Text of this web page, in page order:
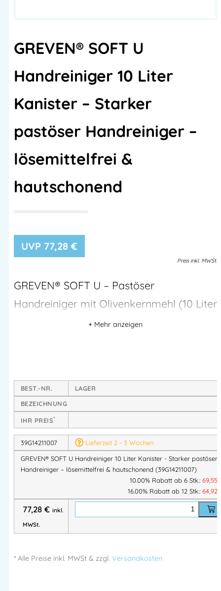
GREVEN® SOFT U
Handreiniger 10 Liter
Kanister – Starker
pastöser Handreiniger –
lösemittelfrei &
hautschonend
77,28 €
Preis inkl. MWSt.
GREVEN® SOFT U – Pastöser
Handreiniger mit Olivenkernmehl (10 Liter
Verschmutzungen.
Dank seinerausgewogenen Formulierung aus milden
Tensiden, pflanzlichen Reibekörpern und rückfettendem
Rapsölbietet er
Die Reinigungspaste istlösemittel- und seifenfrei, dem
natürlichen pH-Wert der Haut angepasstund damit
besonders hautschonend – auch bei häufiger Anwendung.
GREVEN® SOFT U ist ideal für den industriellen Einsatz,
insbesondere in Werkstätten, Fertigungsbetrieben und im
Handwerk, wo Fette, Öle, Ruß und Metallstaub häufige
Verschmutzungen verursachen.
Produkteigenschaften:
BEST.-NR.
LAGER
BEZEICHNUNG
IHR PREIS*
39G14211007
Lieferzeit 2 - 3 Wochen
GREVEN® SOFT U Handreiniger 10 Liter Kanister - Starker pastöser
Handreiniger – lösemittelfrei & hautschonend (39G14211007)
10.00% Rabatt ab 6 Stk.: 69,55
16.00% Rabatt ab 12 Stk.: 64,92
77,28 € inkl.
MWSt.
* Alle Preise inkl. MWSt & zzgl. Versandkosten